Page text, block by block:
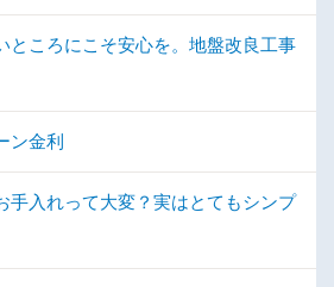
ところにこそ安心を。地盤改良工事
ン金利
手入れって大変？実はとてもシンプ